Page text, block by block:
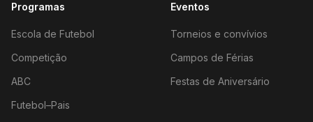
Programas
Escola de Futebol
Competição
ABC
Futebol–Pais
Eventos
Torneios e convívios
Campos de Férias
Festas de Aniversário